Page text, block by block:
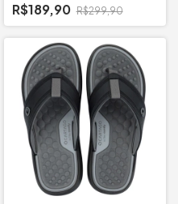
R$189,90 R$299,90